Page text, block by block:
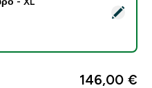
Σορτς 2 σε 1 Floaty
146,00 €‎